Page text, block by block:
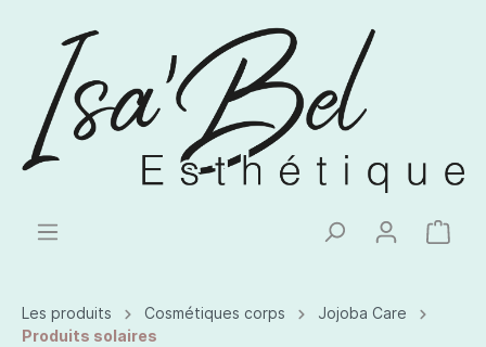
Les produits Cosmétiques corps
Jojoba Care
Produits solaires